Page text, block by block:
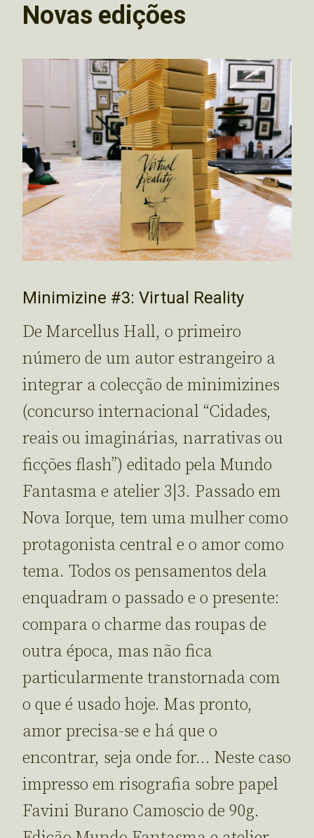
Novas edições
Minimizine #3: Virtual Reality
De Marcellus Hall, o primeiro
número de um autor estrangeiro a
integrar a colecção de minimizines
(concurso internacional “Cidades,
reais ou imaginárias, narrativas ou
ficções flash”) editado pela Mundo
Fantasma e atelier 3|3. Passado em
Nova Iorque, tem uma mulher como
protagonista central e o amor como
tema. Todos os pensamentos dela
enquadram o passado e o presente:
compara o charme das roupas de
outra época, mas não fica
particularmente transtornada com
o que é usado hoje. Mas pronto,
amor precisa-se e há que o
encontrar, seja onde for… Neste caso
impresso em risografia sobre papel
Favini Burano Camoscio de 90g.